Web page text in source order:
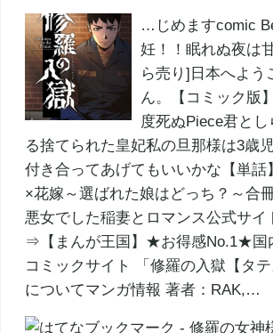
…じめますcomic
妊！！眠れぬ夜は
ら売り]日本へよう
ん。【コミック版
度死ぬPiece君と
る捨てられた皇妃私の旦那様は3歳
付き合ってあげてもいいかな【単話
×花嫁～選ばれた娘はどっち？～合
悪女でした稲妻とロマンス公式サイ
⇒【まんが王国】★お得感No.1★国
コミックサイト 「修羅の入獄【タテ
についてマンガ情報 著者：RAK,…